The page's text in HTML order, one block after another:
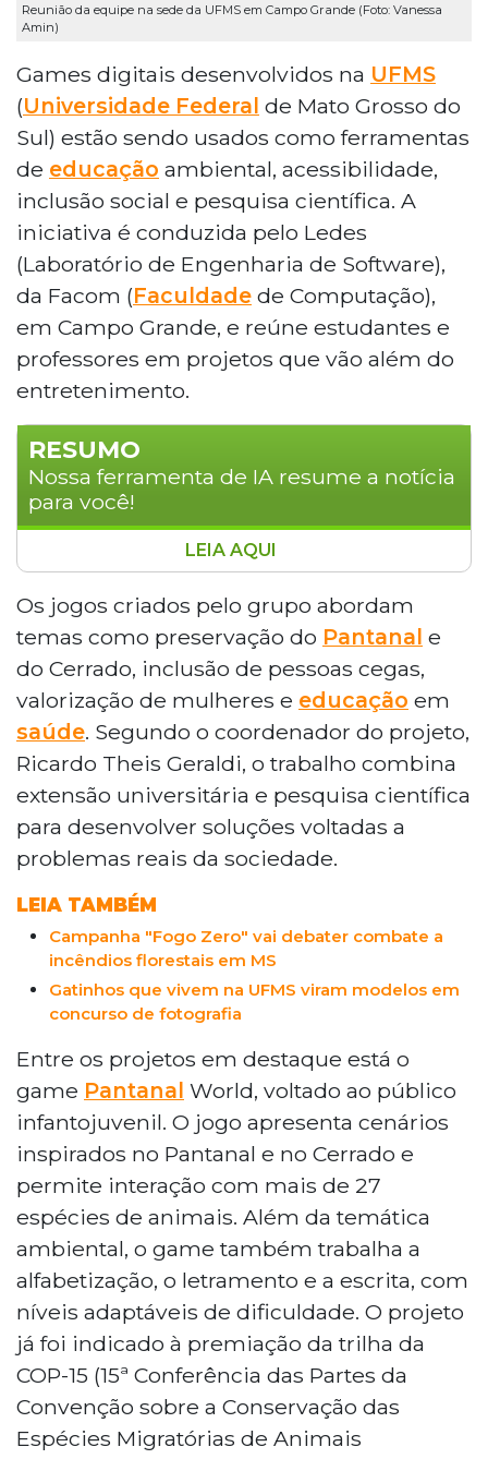
Reunião da equipe na sede da UFMS em Campo Grande (Foto: Vanessa
Amin)
Games digitais desenvolvidos na UFMS
(Universidade Federal de Mato Grosso do
Sul) estão sendo usados como ferramentas
de educação ambiental, acessibilidade,
inclusão social e pesquisa científica. A
iniciativa é conduzida pelo Ledes
(Laboratório de Engenharia de Software),
da Facom (Faculdade de Computação),
em Campo Grande, e reúne estudantes e
professores em projetos que vão além do
entretenimento.
RESUMO
Nossa ferramenta de IA resume a notícia
para você!
Games digitais desenvolvidos pela UFMS,
em Campo Grande, estão sendo usados
como ferramentas de educação
ambiental, acessibilidade, inclusão social
e pesquisa científica. Criados pelo Ledes,
os projetos incluem Pantanal World,
sobre o Pantanal e o Cerrado, e Theseus
Odyssey, voltado a pessoas cegas. A
iniciativa começou em 2024 e hoje reúne
estudantes e professores de várias áreas,
com planos de expansão e novos títulos.
LEIA AQUI
Os jogos criados pelo grupo abordam
temas como preservação do Pantanal e
do Cerrado, inclusão de pessoas cegas,
valorização de mulheres e educação em
saúde. Segundo o coordenador do projeto,
Ricardo Theis Geraldi, o trabalho combina
extensão universitária e pesquisa científica
para desenvolver soluções voltadas a
problemas reais da sociedade.
LEIA TAMBÉM
Campanha "Fogo Zero" vai debater combate a
incêndios florestais em MS
Gatinhos que vivem na UFMS viram modelos em
concurso de fotografia
Entre os projetos em destaque está o
game Pantanal World, voltado ao público
infantojuvenil. O jogo apresenta cenários
inspirados no Pantanal e no Cerrado e
permite interação com mais de 27
espécies de animais. Além da temática
ambiental, o game também trabalha a
alfabetização, o letramento e a escrita, com
níveis adaptáveis de dificuldade. O projeto
já foi indicado à premiação da trilha da
COP-15 (15ª Conferência das Partes da
Convenção sobre a Conservação das
Espécies Migratórias de Animais